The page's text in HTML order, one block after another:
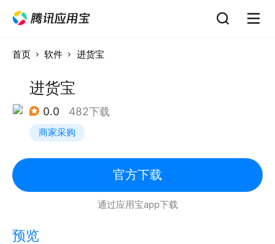
首页 软件 进货宝
进货宝
0.0 482下载
商家采购
官方下载
通过应用宝app下载
预览